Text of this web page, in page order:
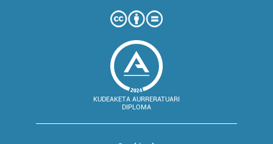
KUDEAKETA AURRERATUARI
DIPLOMA